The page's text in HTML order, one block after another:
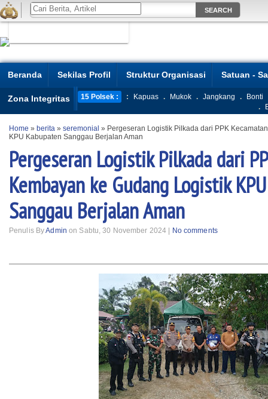
Beranda Sekilas Profil Struktur Organisasi Satuan -
Zona Integritas 15 Polsek : : Kapuas . Mukok . Jangkang .
Bonti
.
Home » berita » seremonial » Pergeseran Logistik Pilkada dari PPK
KPU Kabupaten Sanggau Berjalan Aman
Pergeseran Logistik Pilkada dari
Kembayan ke Gudang Logistik
Sanggau Berjalan Aman
Penulis ByAdmin on Sabtu, 30 November 2024 | No comments